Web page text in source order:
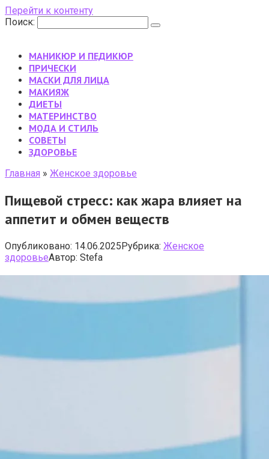
Перейти к контенту
Поиск:
МАНИКЮР И ПЕДИКЮР
ПРИЧЕСКИ
МАСКИ ДЛЯ ЛИЦА
МАКИЯЖ
ДИЕТЫ
МАТЕРИНСТВО
МОДА И СТИЛЬ
CОВЕТЫ
ЗДОРОВЬЕ
Главная » Женское здоровье
Пищевой стресс: как жара влияет на
аппетит и обмен веществ
Опубликовано: 14.06.2025Рубрика: Женское
здоровьеАвтор: Stefa